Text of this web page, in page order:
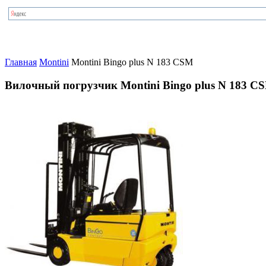
Главная Montini Montini Bingo plus N 183 CSM
Вилочный погрузчик Montini Bingo plus N 183